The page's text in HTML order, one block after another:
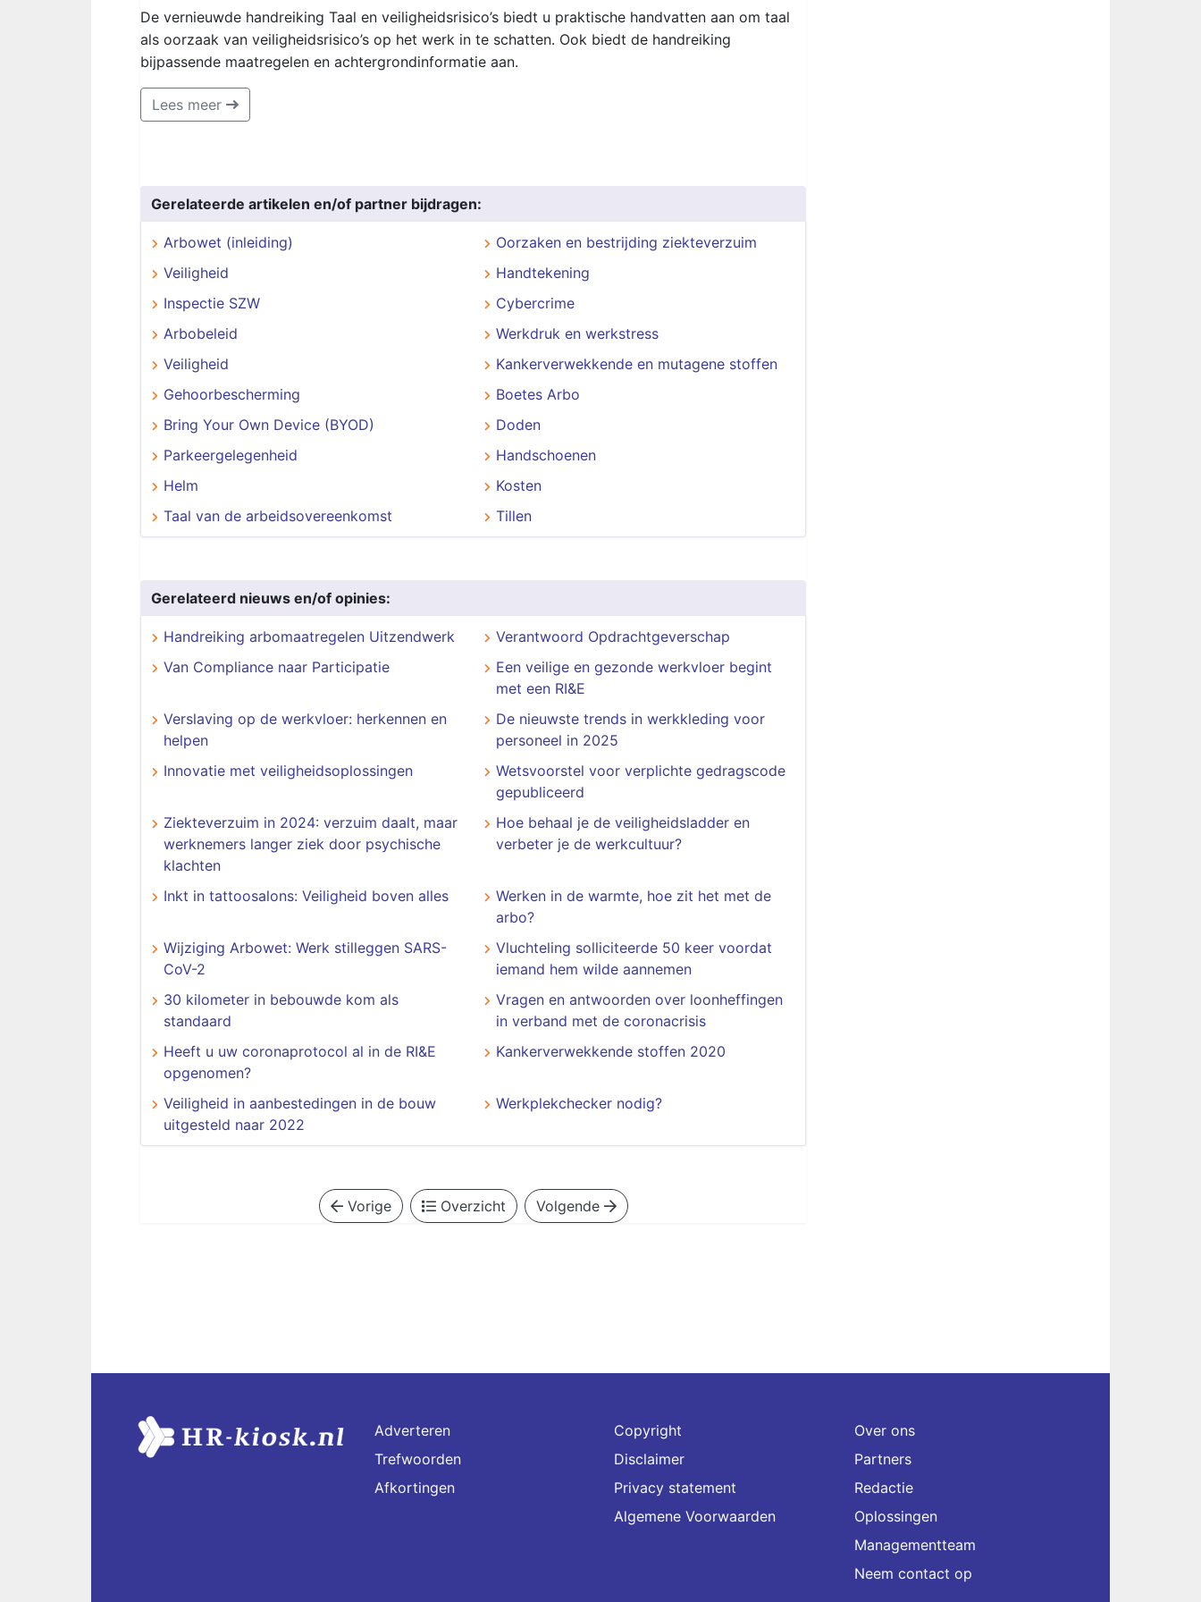
De vernieuwde handreiking Taal en veiligheidsrisico’s biedt u praktische handvatten aan om taal
als oorzaak van veiligheidsrisico’s op het werk in te schatten. Ook biedt de handreiking
bijpassende maatregelen en achtergrondinformatie aan.
Lees meer
Gerelateerde artikelen en/of partner bijdragen:
Arbowet (inleiding)
Oorzaken en bestrijding ziekteverzuim
Veiligheid
Handtekening
Inspectie SZW
Cybercrime
Arbobeleid
Werkdruk en werkstress
Veiligheid
Kankerverwekkende en mutagene stoffen
Gehoorbescherming
Boetes Arbo
Bring Your Own Device (BYOD)
Doden
Parkeergelegenheid
Handschoenen
Helm
Kosten
Taal van de arbeidsovereenkomst
Tillen
Gerelateerd nieuws en/of opinies:
Handreiking arbomaatregelen Uitzendwerk
Verantwoord Opdrachtgeverschap
Van Compliance naar Participatie
​​​​​​​Een veilige en gezonde werkvloer begint
met een RI&E
Verslaving op de werkvloer: herkennen en
helpen
De nieuwste trends in werkkleding voor
personeel in 2025
Innovatie met veiligheidsoplossingen
Wetsvoorstel voor verplichte gedragscode
gepubliceerd
Ziekteverzuim in 2024: verzuim daalt, maar
werknemers langer ziek door psychische
klachten
Hoe behaal je de veiligheidsladder en
verbeter je de werkcultuur?
Inkt in tattoosalons: Veiligheid boven alles
Werken in de warmte, hoe zit het met de
arbo?
Wijziging Arbowet: Werk stilleggen SARS-
CoV-2
Vluchteling solliciteerde 50 keer voordat
iemand hem wilde aannemen
30 kilometer in bebouwde kom als
standaard
Vragen en antwoorden over loonheffingen
in verband met de coronacrisis
Heeft u uw coronaprotocol al in de RI&E
opgenomen?
Kankerverwekkende stoffen 2020
Veiligheid in aanbestedingen in de bouw
uitgesteld naar 2022
Werkplekchecker nodig?
Vorige Overzicht Volgende
Adverteren
Trefwoorden
Afkortingen
Copyright
Disclaimer
Privacy statement
Algemene Voorwaarden
Over ons
Partners
Redactie
Oplossingen
Managementteam
Neem contact op